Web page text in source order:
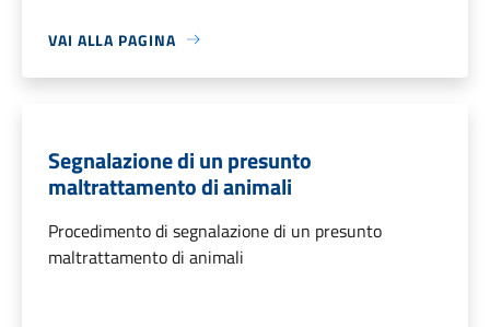
VAI ALLA PAGINA
Segnalazione di un presunto
maltrattamento di animali
Procedimento di segnalazione di un presunto
maltrattamento di animali